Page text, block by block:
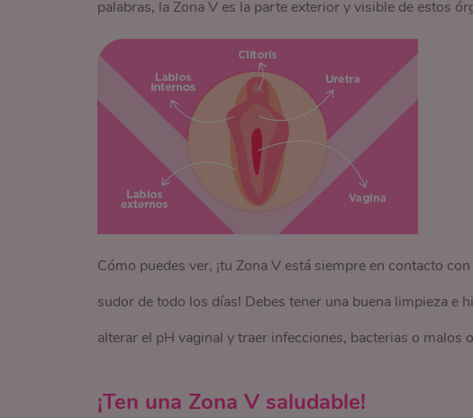
palabras, la Zona V es la parte exterior y visible de estos
Cómo puedes ver, ¡tu Zona V está siempre en contacto
sudor de todo los días! Debes tener una buena limpieza e
alterar el pH vaginal y traer infecciones, bacterias o malos
¡Ten una Zona V saludable!